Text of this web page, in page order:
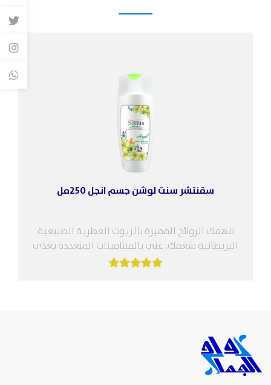
سقنتشر سنت لوشن جسم انجل 250مل
تلهمك الروائح المميزة بالزيوت العطرية الطبيعية
البريطانية شغفك. غني بالفيتامينات المتعددة يغذي
ويبيض ويقلل من ظهور الشيخوخة للحفاظ علي